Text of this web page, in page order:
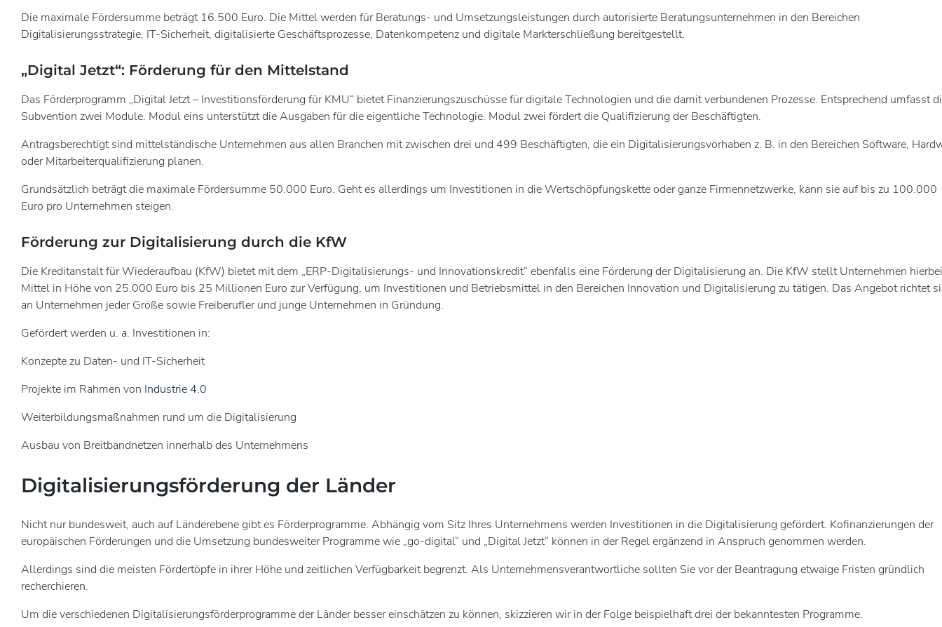
Die maximale Fördersumme beträgt 16.500 Euro. Die Mittel werden für Beratungs- und Umsetzungsleistungen durch autorisierte Beratungsunternehmen in den Bereichen
Digitalisierungsstrategie, IT-Sicherheit, digitalisierte Geschäftsprozesse, Datenkompetenz und digitale Markterschließung bereitgestellt.
„Digital Jetzt“: Förderung für den Mittelstand
Das Förderprogramm „Digital Jetzt – Investitionsförderung für KMU“ bietet Finanzierungszuschüsse für digitale Technologien und die damit verbundenen Prozesse. Entsprechend umfasst
Subvention zwei Module. Modul eins unterstützt die Ausgaben für die eigentliche Technologie. Modul zwei fördert die Qualifizierung der Beschäftigten.
Antragsberechtigt sind mittelständische Unternehmen aus allen Branchen mit zwischen drei und 499 Beschäftigten, die ein Digitalisierungsvorhaben z. B. in den Bereichen Software,
oder Mitarbeiterqualifizierung planen.
Grundsätzlich beträgt die maximale Fördersumme 50.000 Euro. Geht es allerdings um Investitionen in die Wertschöpfungskette oder ganze Firmennetzwerke, kann sie auf bis zu 100.000
Euro pro Unternehmen steigen.
Förderung zur Digitalisierung durch die KfW
Die Kreditanstalt für Wiederaufbau (KfW) bietet mit dem „ERP-Digitalisierungs- und Innovationskredit“ ebenfalls eine Förderung der Digitalisierung an. Die KfW stellt Unternehmen hierbei
Mittel in Höhe von 25.000 Euro bis 25 Millionen Euro zur Verfügung, um Investitionen und Betriebsmittel in den Bereichen Innovation und Digitalisierung zu tätigen. Das Angebot richtet
an Unternehmen jeder Größe sowie Freiberufler und junge Unternehmen in Gründung.
Gefördert werden u. a. Investitionen in:
Konzepte zu Daten- und IT-Sicherheit
Projekte im Rahmen von Industrie 4.0
Weiterbildungsmaßnahmen rund um die Digitalisierung
Ausbau von Breitbandnetzen innerhalb des Unternehmens
Digitalisierungsförderung der Länder
Nicht nur bundesweit, auch auf Länderebene gibt es Förderprogramme. Abhängig vom Sitz Ihres Unternehmens werden Investitionen in die Digitalisierung gefördert. Kofinanzierungen der
europäischen Förderungen und die Umsetzung bundesweiter Programme wie „go-digital“ und „Digital Jetzt“ können in der Regel ergänzend in Anspruch genommen werden.
Allerdings sind die meisten Fördertöpfe in ihrer Höhe und zeitlichen Verfügbarkeit begrenzt. Als Unternehmensverantwortliche sollten Sie vor der Beantragung etwaige Fristen gründlich
recherchieren.
Um die verschiedenen Digitalisierungsförderprogramme der Länder besser einschätzen zu können, skizzieren wir in der Folge beispielhaft drei der bekanntesten Programme.